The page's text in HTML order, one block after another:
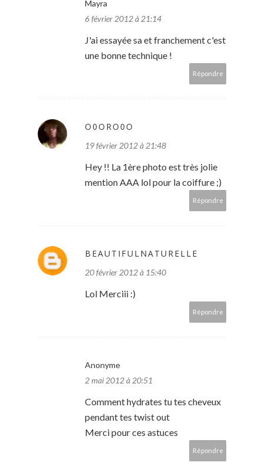
Mayra
6 février 2012 à 21:14
J'ai essayée sa et franchement c'est
une bonne technique !
Répondre
O0ORO0O
19 février 2012 à 21:48
Hey !! La 1ère photo est très jolie
mention AAA lol pour la coiffure ;)
Répondre
BEAUTIFULNATURELLE
20 février 2012 à 15:40
Lol Merciii :)
Répondre
Anonyme
2 mai 2012 à 20:51
Comment hydrates tu tes cheveux
pendant tes twist out
Merci pour ces astuces
Répondre